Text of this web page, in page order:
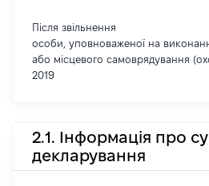
Після звільнення
особи, уповноваженої на
або місцевого самоврядування
2019
2.1. Інформація про
декларування